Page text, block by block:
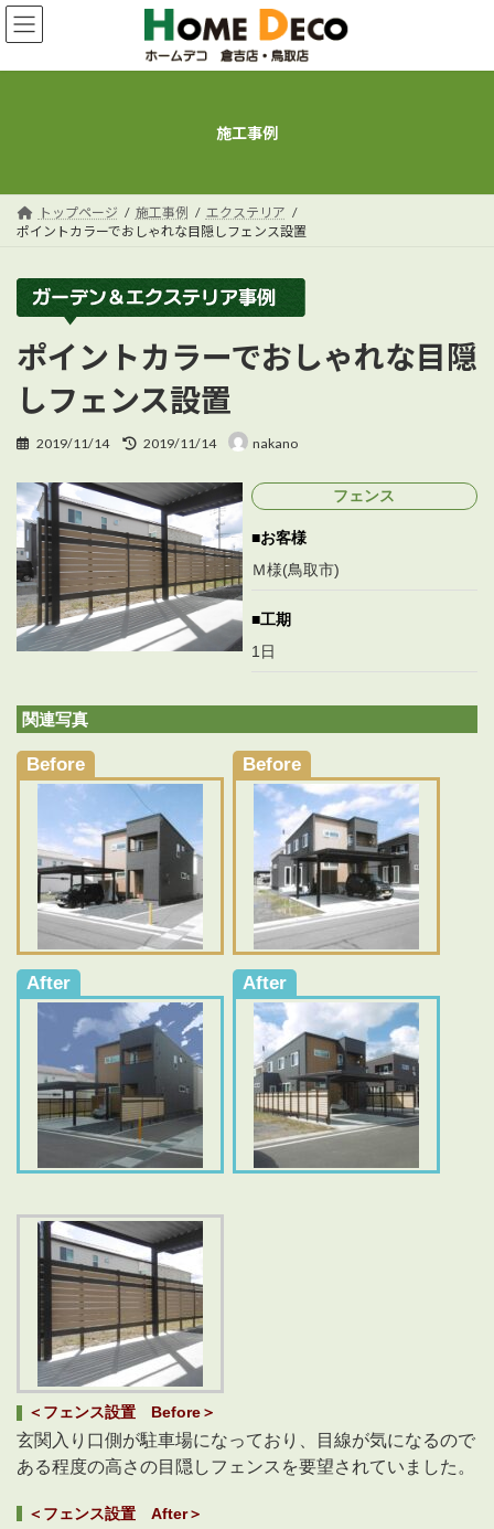
コ
ン
ン
ナ
ビ
ー
施工事例
トップページ 施工事例
エクステリア
ポイントカラーでおしゃれな目隠しフェンス設置
ポイントカラーでおしゃれな目隠
しフェンス設置
2019/11/14
最
更
新
日
時
:
2019/11/14 nakano
フェンス
お客様
Ｍ様(鳥取市)
工期
1日
関連写真
Before Before
After After
＜フェンス設置 Before＞
玄関入り口側が駐車場になっており、目線が気になるので
ある程度の高さの目隠しフェンスを要望されていました。
＜フェンス設置 After＞